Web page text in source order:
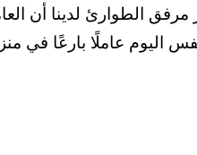
مرفق الطوارئ لدينا أن